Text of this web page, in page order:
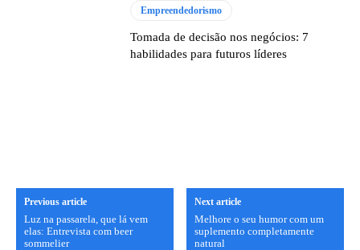
Empreendedorismo
Tomada de decisão nos negócios: 7
habilidades para futuros líderes
Previous article
Luz na passarela, que lá vem
elas: Entrevista com beer
sommelier
Next article
Melhore o seu humor com um
suplemento completamente
natural